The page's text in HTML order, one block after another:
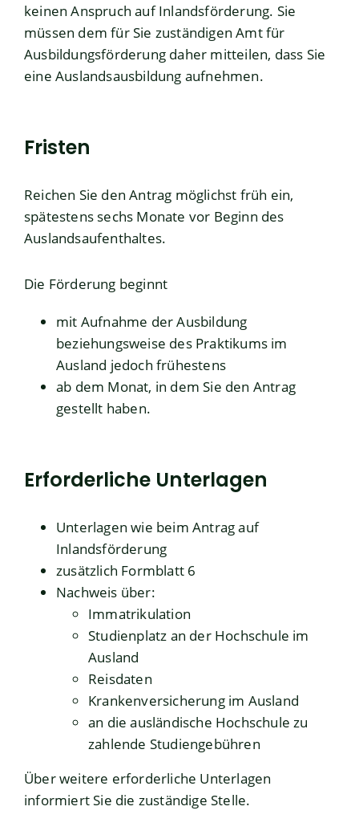
keinen Anspruch auf Inlandsförderung. Sie
müssen dem für Sie zuständigen Amt für
Ausbildungsförderung daher mitteilen, dass Sie
eine Auslandsausbildung aufnehmen.
Fristen
Reichen Sie den Antrag möglichst früh ein,
spätestens sechs Monate vor Beginn des
Auslandsaufenthaltes.
Die Förderung beginnt
mit Aufnahme der Ausbildung
beziehungsweise des Praktikums im
Ausland jedoch frühestens
ab dem Monat, in dem Sie den Antrag
gestellt haben.
Erforderliche Unterlagen
Unterlagen wie beim Antrag auf
Inlandsförderung
zusätzlich Formblatt 6
Nachweis über:
Immatrikulation
Studienplatz an der Hochschule im
Ausland
Reisdaten
Krankenversicherung im Ausland
an die ausländische Hochschule zu
zahlende Studiengebühren
Über weitere erforderliche Unterlagen
informiert Sie die zuständige Stelle.